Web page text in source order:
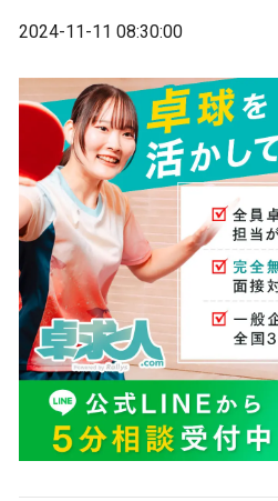
2024-11-11 08:30:00